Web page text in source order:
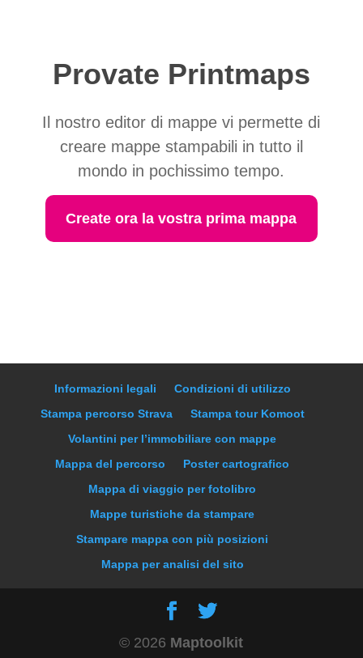
Provate Printmaps
Il nostro editor di mappe vi permette di
creare mappe stampabili in tutto il
mondo in pochissimo tempo.
Create ora la vostra prima mappa
Informazioni legali
Condizioni di utilizzo
Stampa percorso Strava
Stampa tour Komoot
Volantini per l’immobiliare con mappe
Mappa del percorso
Poster cartografico
Mappa di viaggio per fotolibro
Mappe turistiche da stampare
Stampare mappa con più posizioni
Mappa per analisi del sito
© 2026 Maptoolkit